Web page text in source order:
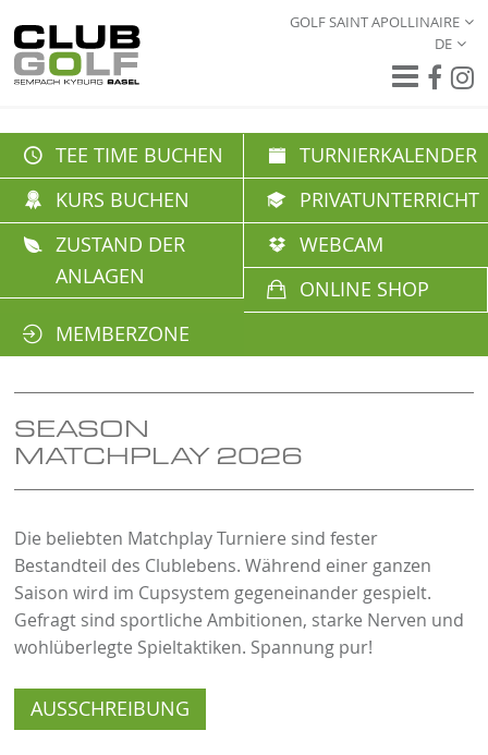
GOLF SAINT APOLLINAIRE
DE
TEE TIME BUCHEN
TURNIERKALENDER
KURS BUCHEN
PRIVATUNTERRICHT
ZUSTAND DER
ANLAGEN
WEBCAM
ONLINE SHOP
MEMBERZONE
SEASON
MATCHPLAY 2026
Die beliebten Matchplay Turniere sind fester
Bestandteil des Clublebens. Während einer ganzen
Saison wird im Cupsystem gegeneinander gespielt.
Gefragt sind sportliche Ambitionen, starke Nerven und
wohlüberlegte Spieltaktiken. Spannung pur!
AUSSCHREIBUNG